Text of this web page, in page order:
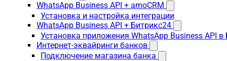
WhatsApp Business API + amoCRM
Установка и настройка интеграции
WhatsApp Business API + Битрикс24
Установка приложения WhatsApp Business API
Интернет-эквайринги банков
Подключение магазина банка